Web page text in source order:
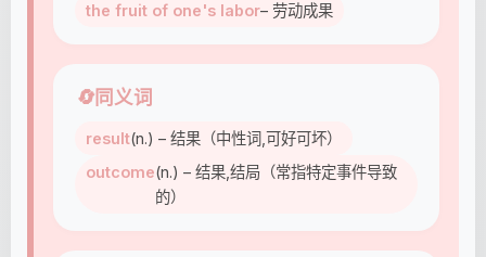
the fruit of one's labor– 劳动成果
🔄同义词
result(n.) – 结果（中性词,可好可坏）
outcome(n.) – 结果,结局（常指特定事件导致
的）